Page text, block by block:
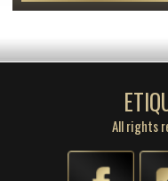
All rights